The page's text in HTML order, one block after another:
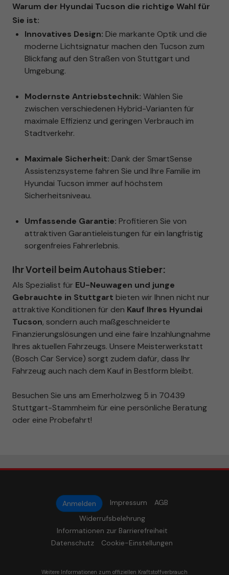
Warum der Hyundai Tucson die richtige Wahl für
Sie ist:
Innovatives Design: Die markante Optik und die
moderne Lichtsignatur machen den Tucson zum
Blickfang auf den Straßen von Stuttgart und
Umgebung.
Modernste Antriebstechnik: Wählen Sie
zwischen verschiedenen Hybrid-Varianten für
maximale Effizienz und geringen Verbrauch im
Stadtverkehr.
Maximale Sicherheit: Dank der SmartSense
Assistenzsysteme fahren Sie und Ihre Familie im
Hyundai Tucson immer auf höchstem
Sicherheitsniveau.
Umfassende Garantie: Profitieren Sie von
attraktiven Garantieleistungen für ein langfristig
sorgenfreies Fahrerlebnis.
Ihr Vorteil beim Autohaus Stieber:
Als Spezialist für EU-Neuwagen und junge
Gebrauchte in Stuttgart bieten wir Ihnen nicht nur
attraktive Konditionen für den Kauf Ihres Hyundai
Tucson, sondern auch maßgeschneiderte
Finanzierungslösungen und eine faire Inzahlungnahme
Ihres aktuellen Fahrzeugs. Unsere Meisterwerkstatt
(Bosch Car Service) sorgt zudem dafür, dass Ihr
Fahrzeug auch nach dem Kauf in Bestform bleibt.
Besuchen Sie uns am Emerholzweg 5 in 70439
Stuttgart-Stammheim für eine persönliche Beratung
oder eine Probefahrt!
Anmelden Impressum
AGB
Widerrufsbelehrung
Informationen zur Barrierefreiheit
Datenschutz
Cookie-Einstellungen
Weitere Informationen zum offiziellen Kraftstoffverbrauch